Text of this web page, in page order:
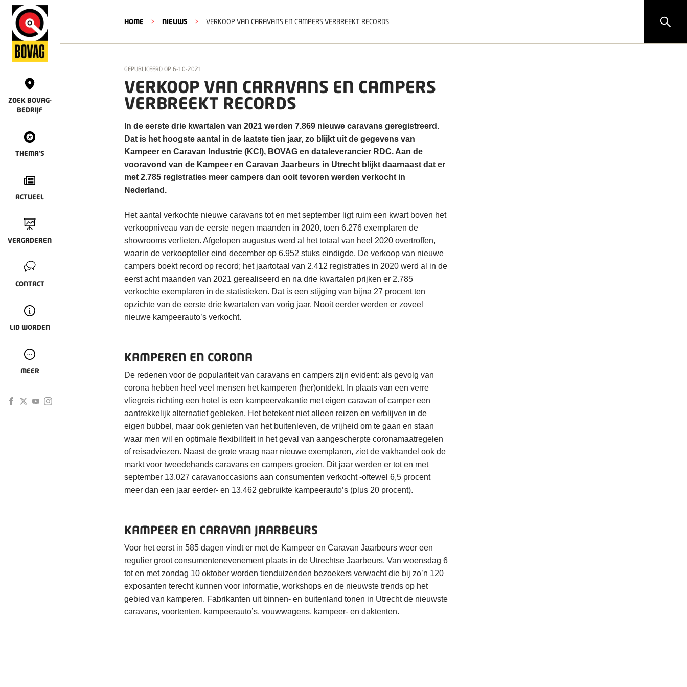
ZOEK BOVAG-
BEDRIJF
THEMA'S
ACTUEEL
VERGADEREN
CONTACT
LID WORDEN
MEER
HOME > NIEUWS > VERKOOP VAN CARAVANS EN CAMPERS VERBREEKT RECORDS
GEPUBLICEERD OP 6-10-2021
VERKOOP VAN CARAVANS EN CAMPERS
VERBREEKT RECORDS
In de eerste drie kwartalen van 2021 werden 7.869 nieuwe caravans geregistreerd.
Dat is het hoogste aantal in de laatste tien jaar, zo blijkt uit de gegevens van
Kampeer en Caravan Industrie (KCI), BOVAG en dataleverancier RDC. Aan de
vooravond van de Kampeer en Caravan Jaarbeurs in Utrecht blijkt daarnaast dat er
met 2.785 registraties meer campers dan ooit tevoren werden verkocht in
Nederland.
Het aantal verkochte nieuwe caravans tot en met september ligt ruim een kwart boven het
verkoopniveau van de eerste negen maanden in 2020, toen 6.276 exemplaren de
showrooms verlieten. Afgelopen augustus werd al het totaal van heel 2020 overtroffen,
waarin de verkoopteller eind december op 6.952 stuks eindigde. De verkoop van nieuwe
campers boekt record op record; het jaartotaal van 2.412 registraties in 2020 werd al in de
eerst acht maanden van 2021 gerealiseerd en na drie kwartalen prijken er 2.785
verkochte exemplaren in de statistieken. Dat is een stijging van bijna 27 procent ten
opzichte van de eerste drie kwartalen van vorig jaar. Nooit eerder werden er zoveel
nieuwe kampeerauto’s verkocht.
KAMPEREN EN CORONA
De redenen voor de populariteit van caravans en campers zijn evident: als gevolg van
corona hebben heel veel mensen het kamperen (her)ontdekt. In plaats van een verre
vliegreis richting een hotel is een kampeervakantie met eigen caravan of camper een
aantrekkelijk alternatief gebleken. Het betekent niet alleen reizen en verblijven in de
eigen bubbel, maar ook genieten van het buitenleven, de vrijheid om te gaan en staan
waar men wil en optimale flexibiliteit in het geval van aangescherpte coronamaatregelen
of reisadviezen. Naast de grote vraag naar nieuwe exemplaren, ziet de vakhandel ook de
markt voor tweedehands caravans en campers groeien. Dit jaar werden er tot en met
september 13.027 caravanoccasions aan consumenten verkocht -oftewel 6,5 procent
meer dan een jaar eerder- en 13.462 gebruikte kampeerauto’s (plus 20 procent).
KAMPEER EN CARAVAN JAARBEURS
Voor het eerst in 585 dagen vindt er met de Kampeer en Caravan Jaarbeurs weer een
regulier groot consumentenevenement plaats in de Utrechtse Jaarbeurs. Van woensdag 6
tot en met zondag 10 oktober worden tienduizenden bezoekers verwacht die bij zo’n 120
exposanten terecht kunnen voor informatie, workshops en de nieuwste trends op het
gebied van kamperen. Fabrikanten uit binnen- en buitenland tonen in Utrecht de nieuwste
caravans, voortenten, kampeerauto’s, vouwwagens, kampeer- en daktenten.